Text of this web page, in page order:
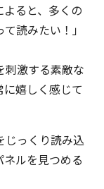
ると、多くの
読みたい！」
刺激する素敵な
嬉しく感じて
じっくり読み込
ルを見つめる